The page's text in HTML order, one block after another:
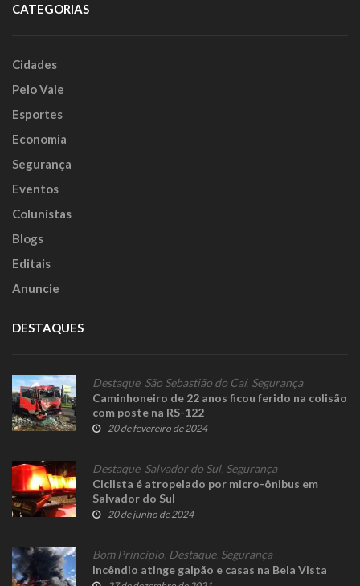
CATEGORIAS
Cidades
Pelo Vale
Esportes
Economia
Segurança
Eventos
Colunistas
Blogs
Editais
Anuncie
DESTAQUES
Destaque, São Sebastião do Caí, Segurança
Caminhoneiro de 22 anos ficou ferido na colisão
com poste na RS-122
20 de fevereiro de 2024
Destaque, Salvador do Sul, Segurança
Ciclista é atropelado por micro-ônibus em
Salvador do Sul
20 de junho de 2024
Bom Princípio Destaque, Segurança
Incêndio atinge galpão e casas na Bela Vista